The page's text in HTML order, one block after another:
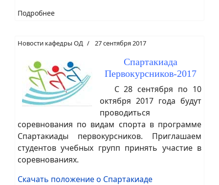
Подробнее
Новости кафедры ОД 27 сентября 2017
Спартакиада
Первокурсников-2017
С 28 сентября по 10
октября 2017 года будут
проводиться
соревнования по видам спорта в программе
Спартакиады первокурсников. Приглашаем
студентов учебных групп принять участие в
соревнованиях.
Скачать положение о Спартакиаде